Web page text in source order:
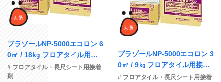
プラゾールNP-5000エコロン 6
0㎡ / 18kg フロアタイル用接
着剤
# フロアタイル・長尺シート用接着
剤
プラゾールNP-5000エコロン 3
0㎡ / 9㎏ フロアタイル用接着
剤
# フロアタイル・長尺シート用接着